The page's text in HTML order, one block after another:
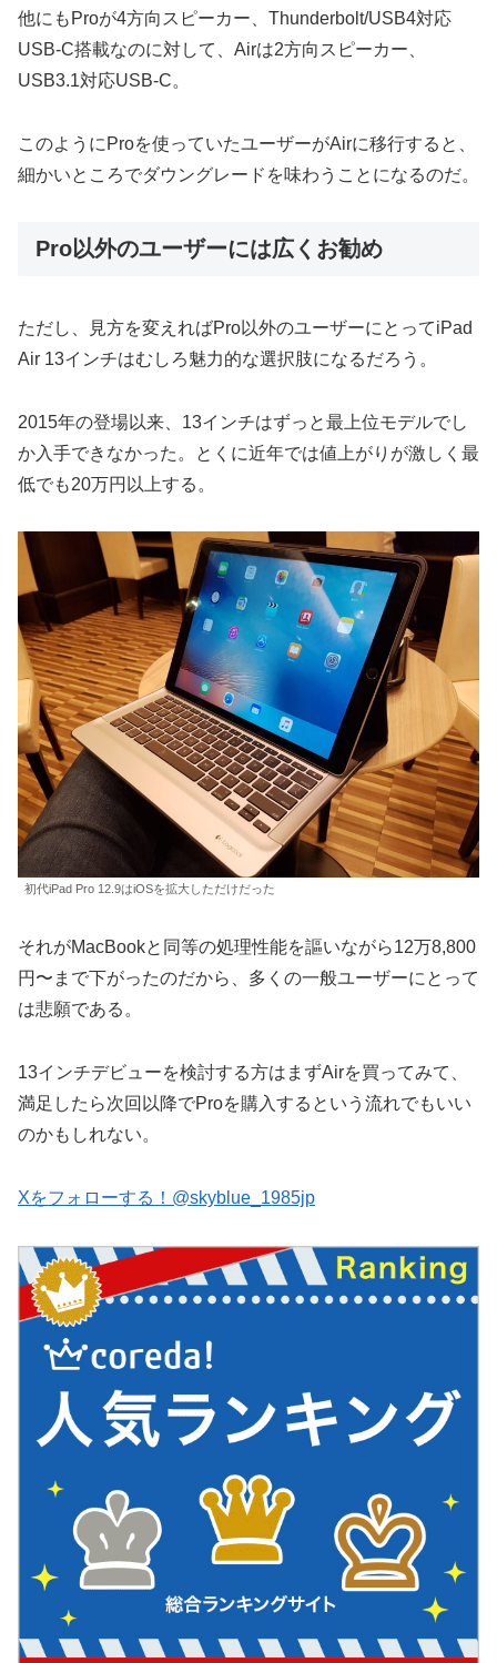
他にもProが4方向スピーカー、Thunderbolt/USB4対応
USB-C搭載なのに対して、Airは2方向スピーカー、
USB3.1対応USB-C。
このようにProを使っていたユーザーがAirに移行すると、
細かいところでダウングレードを味わうことになるのだ。
Pro以外のユーザーには広くお勧め
ただし、見方を変えればPro以外のユーザーにとってiPad
Air 13インチはむしろ魅力的な選択肢になるだろう。
2015年の登場以来、13インチはずっと最上位モデルでし
か入手できなかった。とくに近年では値上がりが激しく最
低でも20万円以上する。
初代iPad Pro 12.9はiOSを拡大しただけだった
それがMacBookと同等の処理性能を謳いながら12万8,800
円〜まで下がったのだから、多くの一般ユーザーにとって
は悲願である。
13インチデビューを検討する方はまずAirを買ってみて、
満足したら次回以降でProを購入するという流れでもいい
のかもしれない。
Xをフォローする！@skyblue_1985jp